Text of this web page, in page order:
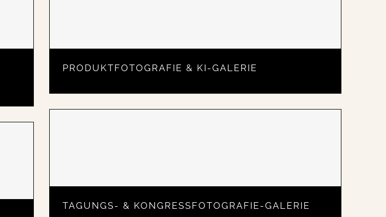
PRODUKTFOTOGRAFIE & KI-GALERIE
TAGUNGS- & KONGRESSFOTOGRAFIE-GALERIE